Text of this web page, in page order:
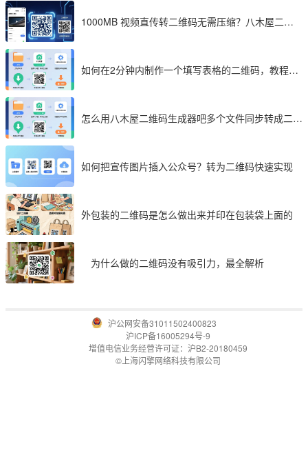
1000MB 视频直传转二维码无需压缩？八木屋二维
如何在2分钟内制作一个填写表格的二维码，教程分
怎么用八木屋二维码生成器吧多个文件同步转成二维
如何把宣传图片插入公众号？转为二维码快速实现
外包装的二维码是怎么做出来并印在包装袋上面的
为什么做的二维码没有吸引力，最全解析
沪公网安备31011502400823
沪ICP备16005294号-9
增值电信业务经营许可证：沪B2-20180459
©上海闪擎网络科技有限公司